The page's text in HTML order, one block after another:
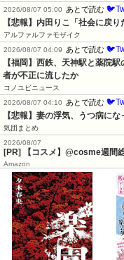
2026/08/07 05:00
あとで読む
【悲報】内田りこ「社会に戻り
アルファルファモザイク
2026/08/07 04:09
あとで読む
【福岡】西鉄、天神駅と薬院
者が不正に流したか
コノユビニュース
2026/08/07 04:10
あとで読む
【悲報】妻の浮気、うつ病に
気団まとめ
2026/08/07
[PR] 【コスメ】@cosme週間
Amazon